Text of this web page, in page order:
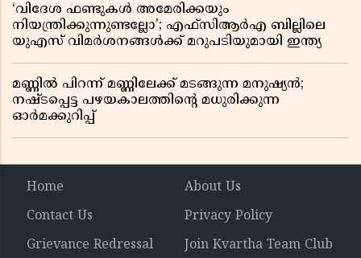
‘വിദേശ ഫണ്ടുകൾ അമേരിക്കയും
നിയന്ത്രിക്കുന്നുണ്ടല്ലോ’; എഫ്സിആർഎ ബില്ലിലെ
യുഎസ് വിമർശനങ്ങൾക്ക് മറുപടിയുമായി ഇന്ത്യ
മണ്ണിൽ പിറന്ന് മണ്ണിലേക്ക് മടങ്ങുന്ന മനുഷ്യൻ;
നഷ്ടപ്പെട്ട പഴയകാലത്തിൻ്റെ മധുരിക്കുന്ന
ഓർമക്കുറിപ്പ്
Home
About Us
Contact Us
Privacy Policy
Grievance Redressal
Join Kvartha Team Club